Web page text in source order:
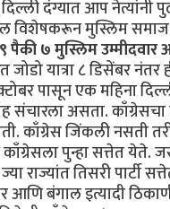
दंग्यात आप नेत्यांनी
विशेषकरून मुस्लिम
७ मुस्लिम उम्मीदवार
जोडो यात्रा ८ डिसेंबर
पासून एक महिना
असता. काँग्रेसचा
जिंकली नसती तरी
पुन्हा सत्तेत
राज्यांत तिसरी पार्टी
आणि बंगाल इत्यादी